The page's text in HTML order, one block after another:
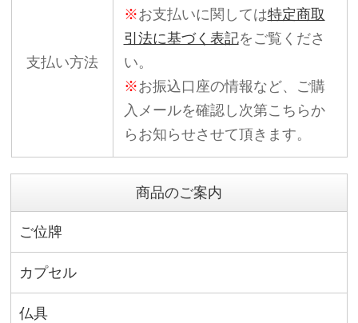
支払い方法
※お支払いに関しては特定商取
引法に基づく表記をご覧くださ
い。
※お振込口座の情報など、ご購
入メールを確認し次第こちらか
らお知らせさせて頂きます。
商品のご案内
ご位牌
カプセル
仏具